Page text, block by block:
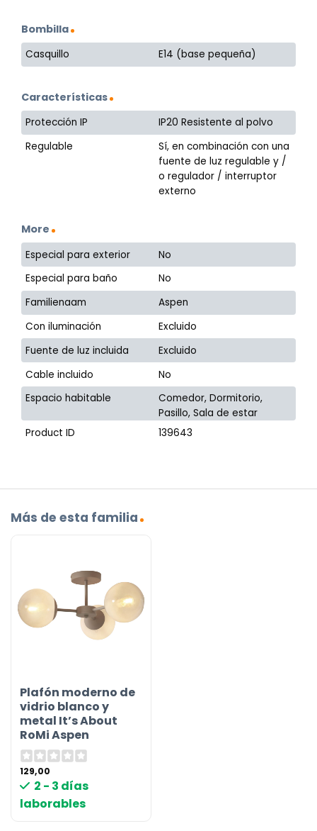
Bombilla
Casquillo E14 (base pequeña)
Características
Protección IP
IP20 Resistente al polvo
Regulable
Sí, en combinación con una
fuente de luz regulable y /
o regulador / interruptor
externo
More
Especial para exterior
No
Especial para baño
No
Familienaam
Aspen
Con iluminación
Excluido
Fuente de luz incluida
Excluido
Cable incluido
No
Espacio habitable
Comedor, Dormitorio,
Pasillo, Sala de estar
Product ID
139643
Más de esta familia
Plafón moderno de
vidrio blanco y
metal It’s About
RoMi Aspen
129,00
2 - 3 días
laborables